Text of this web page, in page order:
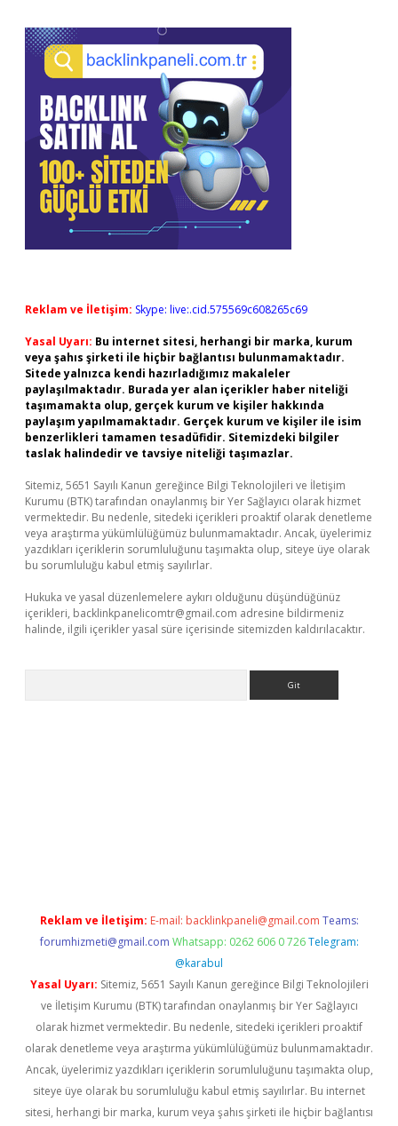
Reklam ve İletişim: Skype: live:.cid.575569c608265c69
Yasal Uyarı: Bu internet sitesi, herhangi bir marka, kurum
veya şahıs şirketi ile hiçbir bağlantısı bulunmamaktadır.
Sitede yalnızca kendi hazırladığımız makaleler
paylaşılmaktadır. Burada yer alan içerikler haber niteliği
taşımamakta olup, gerçek kurum ve kişiler hakkında
paylaşım yapılmamaktadır. Gerçek kurum ve kişiler ile isim
benzerlikleri tamamen tesadüfidir. Sitemizdeki bilgiler
taslak halindedir ve tavsiye niteliği taşımazlar.
Sitemiz, 5651 Sayılı Kanun gereğince Bilgi Teknolojileri ve İletişim
Kurumu (BTK) tarafından onaylanmış bir Yer Sağlayıcı olarak hizmet
vermektedir. Bu nedenle, sitedeki içerikleri proaktif olarak denetleme
veya araştırma yükümlülüğümüz bulunmamaktadır. Ancak, üyelerimiz
yazdıkları içeriklerin sorumluluğunu taşımakta olup, siteye üye olarak
bu sorumluluğu kabul etmiş sayılırlar.
Hukuka ve yasal düzenlemelere aykırı olduğunu düşündüğünüz
içerikleri, backlinkpanelicomtr@gmail.com adresine bildirmeniz
halinde, ilgili içerikler yasal süre içerisinde sitemizden kaldırılacaktır.
Reklam ve İletişim: E-mail: backlinkpaneli@gmail.com Teams:
forumhizmeti@gmail.com Whatsapp: 0262 606 0 726 Telegram:
@karabul
Yasal Uyarı: Sitemiz, 5651 Sayılı Kanun gereğince Bilgi Teknolojileri
ve İletişim Kurumu (BTK) tarafından onaylanmış bir Yer Sağlayıcı
olarak hizmet vermektedir. Bu nedenle, sitedeki içerikleri proaktif
olarak denetleme veya araştırma yükümlülüğümüz bulunmamaktadır.
Ancak, üyelerimiz yazdıkları içeriklerin sorumluluğunu taşımakta olup,
siteye üye olarak bu sorumluluğu kabul etmiş sayılırlar. Bu internet
sitesi, herhangi bir marka, kurum veya şahıs şirketi ile hiçbir bağlantısı